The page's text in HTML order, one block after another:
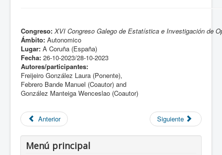
Congreso: XVI Congreso Galego de Estatística e Investigación de
Ámbito: Autonomico
Lugar: A Coruña (España)
Fecha: 26-10-2023/28-10-2023
Autores/participantes:
Freijeiro González Laura (Ponente),
Febrero Bande Manuel (Coautor) and
González Manteiga Wenceslao (Coautor)
Anterior Siguiente
Menú principal